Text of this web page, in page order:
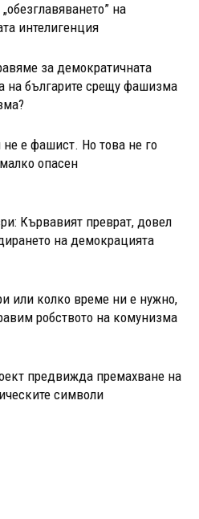
на
интелигенция
за демократичната
на българите срещу фашизма
е фашист. Но това не го
опасен
Кървавият преврат, довел
на демокрацията
или колко време ни е нужно,
робството на комунизма
предвижда премахване на
символи